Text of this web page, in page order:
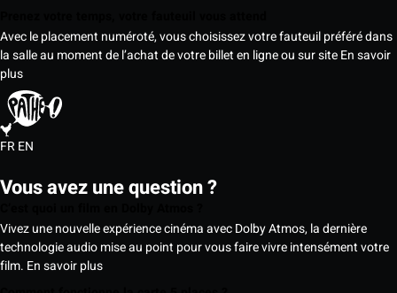
Avec le placement numéroté, vous choisissez votre fauteuil préféré dans
la salle au moment de l’achat de votre billet en ligne ou sur siteEn savoir
plus
FREN
Vous avez une question ?
Vivez une nouvelle expérience cinéma avec Dolby Atmos, la dernière
technologie audio mise au point pour vous faire vivre intensément votre
film. En savoir plus